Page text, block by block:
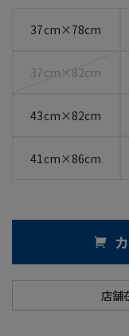
37cm×78cm
37cm×82cm
43cm×82cm
41cm×86cm